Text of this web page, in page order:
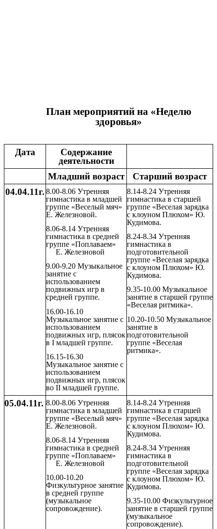
План мероприятий на «Неделю
здоровья»
Дата
Содержание
деятельности
Младший возраст
Старший возраст
04.04.11г. 8.00-8.06 Утренняя
гимнастика в младшей
группе «Веселый мяч»
Е. Железновой.
8.06-8.14 Утренняя
гимнастика в средней
группе «Поплаваем»
Е. Железновой
9.00-9.20 Музыкальное
занятие с
использованием
подвижных игр в
средней группе.
16.00-16.10
Музыкальное занятие с
использованием
подвижных игр, плясок
в I младшей группе.
16.15-16.30
Музыкальное занятие с
использованием
подвижных игр, плясок
во II младшей группе.
8.14-8.24 Утренняя
гимнастика в старшей
группе «Веселая зарядка
с клоуном Плюхом» Ю.
Кудимова.
8.24-8.34 Утренняя
гимнастика в
подготовительной
группе «Веселая зарядка
с клоуном Плюхом» Ю.
Кудимова.
9.35-10.00 Музыкальное
занятие в старшей группе
«Веселая ритмика».
10.20-10.50 Музыкальное
занятие в
подготовительной
группе «Веселая
ритмика».
05.04.11г. 8.00-8.06 Утренняя
гимнастика в младшей
группе «Веселый мяч»
Е. Железновой.
8.06-8.14 Утренняя
гимнастика в средней
группе «Поплаваем»
Е. Железновой
10.00-10.20
Физкультурное занятие
в средней группе
(музыкальное
сопровождение).
8.14-8.24 Утренняя
гимнастика в старшей
группе «Веселая зарядка
с клоуном Плюхом» Ю.
Кудимова.
8.24-8.34 Утренняя
гимнастика в
подготовительной
группе «Веселая зарядка
с клоуном Плюхом» Ю.
Кудимова.
9.35-10.00 Физкультурное
занятие в старшей группе
(музыкальное
сопровождение).